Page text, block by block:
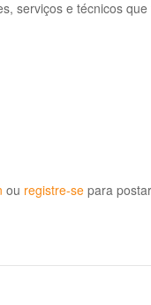
serviços e técnicos
ou registre-se para